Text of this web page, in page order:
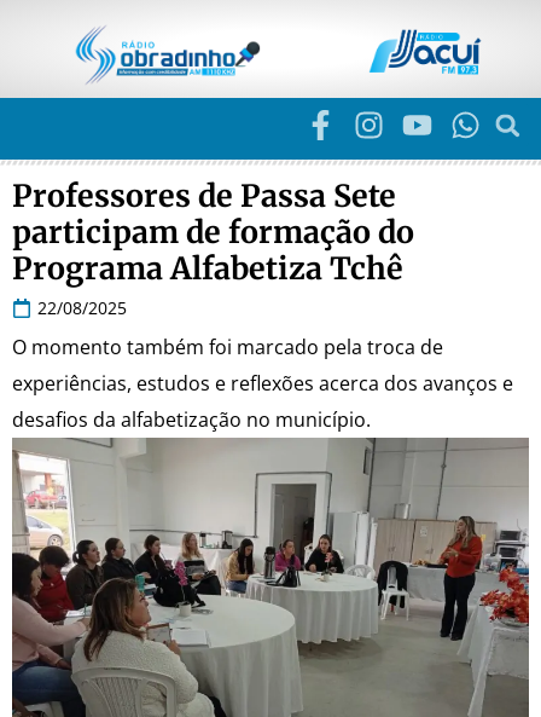
Professores de Passa Sete
participam de formação do
Programa Alfabetiza Tchê
22/08/2025
O momento também foi marcado pela troca de
experiências, estudos e reflexões acerca dos avanços e
desafios da alfabetização no município.